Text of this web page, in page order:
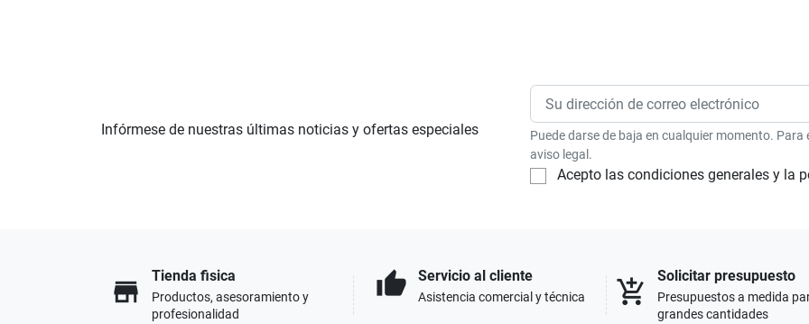
Infórmese de nuestras últimas noticias y ofertas especiales
Puede darse de baja en cualquier momento.
aviso legal.
Acepto las condiciones generales y la
store
Tienda fisica
Productos, asesoramiento y
profesionalidad
thumb_up Servicio al cliente
Asistencia comercial y técnica add_shopping_cart
Solicitar presupuesto
Presupuestos a medida
grandes cantidades